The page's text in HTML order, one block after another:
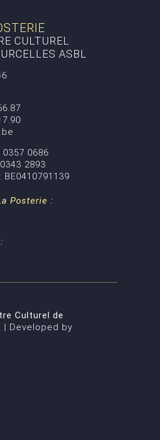
CULTUREL
ASBL
0357 0686
2893
BE0410791139
Posterie :
Culturel de
| Developed by